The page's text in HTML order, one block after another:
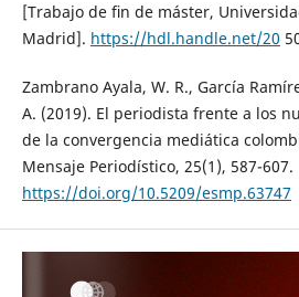
[Trabajo de ﬁn de máster,
Madrid]. https://hdl.handle.net/20
Zambrano Ayala, W. R., García
A. (2019). El periodista frente a los
de la convergencia mediática
Mensaje Periodístico, 25(1), 587-607.
https://doi.org/10.5209/esmp.63747